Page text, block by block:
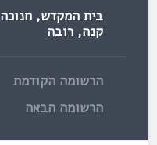
בית המקדש,חנוכה
קנה,רובה
הרשומה הקודמת
הרשומה הבאה